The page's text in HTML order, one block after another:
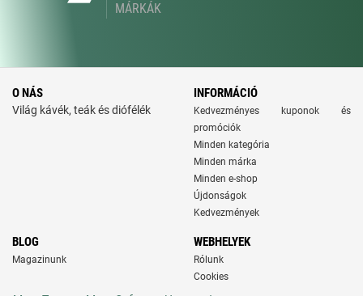
MÁRKÁK
O NÁS
Világ kávék, teák és diófélék
INFORMÁCIÓ
Kedvezményes kuponok és
promóciók
Minden kategória
Minden márka
Minden e-shop
Újdonságok
Kedvezmények
BLOG
Magazinunk
WEBHELYEK
Rólunk
Cookies